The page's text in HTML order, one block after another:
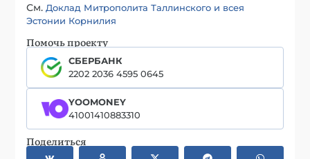
См.Доклад Митрополита Таллинского и всея
Эстонии Корнилия
Помочь проекту
СБЕРБАНК
2202 2036 4595 0645
YOOMONEY
41001410883310
Поделиться